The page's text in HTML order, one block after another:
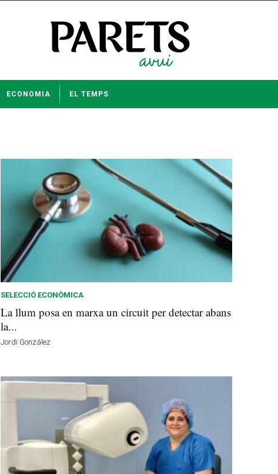
ECONOMIA EL TEMPS
SELECCIÓ ECONÒMICA
La llum posa en marxa un circuit per detectar abans
la...
Jordi González